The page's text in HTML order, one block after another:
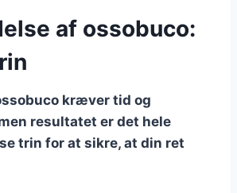
af ossobuco:
kræver tid og
resultatet er det hele
trin for at sikre, at din ret